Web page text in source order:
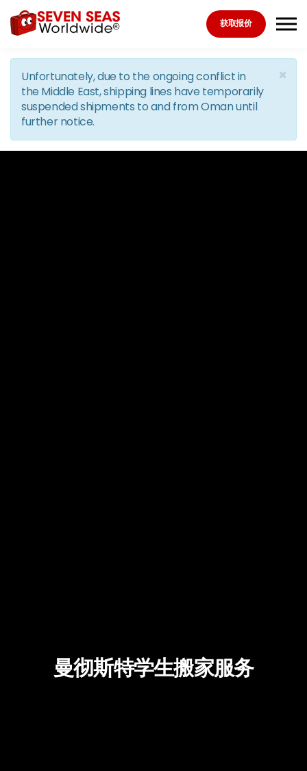
Skip to the content
获取报价
×
Unfortunately, due to the ongoing conflict in
the Middle East, shipping lines have temporarily
suspended shipments to and from Oman until
further notice.
曼彻斯特学生搬家服务